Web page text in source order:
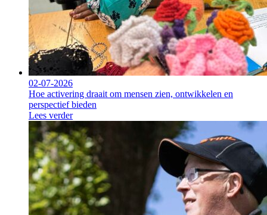
02-07-2026
Hoe activering draait om mensen zien, ontwikkelen en
perspectief bieden
Lees verder